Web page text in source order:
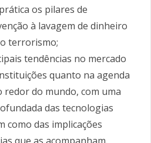
os pilares de
à lavagem de dinheiro
terrorismo;
tendências no mercado
quanto na agenda
redor do mundo, com uma
das tecnologias
como das implicações
que as acompanham.